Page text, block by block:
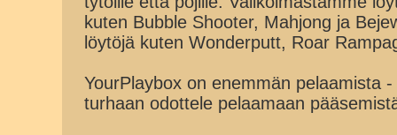
kuten Bubble Shooter, Mahjong ja
löytöjä kuten Wonderputt, Roar
YourPlaybox on enemmän pelaamista
turhaan odottele pelaamaan